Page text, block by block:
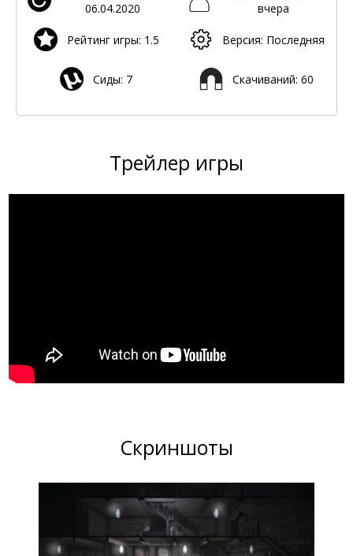
06.04.2020
вчера
Рейтинг игры: 1.5 Версия: Последняя
Сиды: 7 Скачиваний: 60
Трейлер игры
Скриншоты